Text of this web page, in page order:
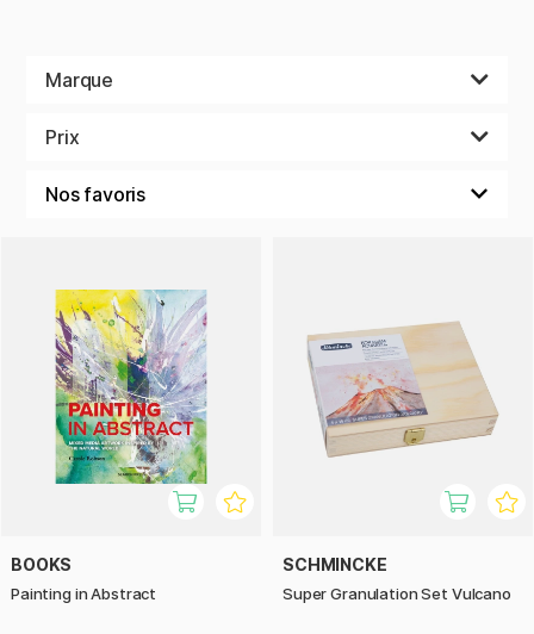
Marque
Prix
BOOKS
Painting in Abstract
SCHMINCKE
Super Granulation Set Vulcano